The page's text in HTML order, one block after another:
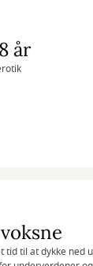
år
tid til at dykke ned